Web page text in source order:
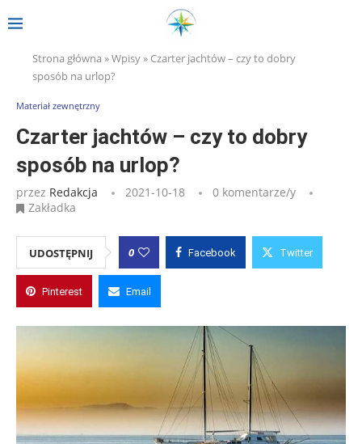
Strona główna »Wpisy» Czarter jachtów – czy to dobry
sposób na urlop?
Materiał zewnętrzny
Czarter jachtów – czy to dobry
sposób na urlop?
przez Redakcja 2021-10-18
0 komentarze/y
Zakładka
UDOSTĘPNIJ 0 Facebook Twitter
Pinterest Email